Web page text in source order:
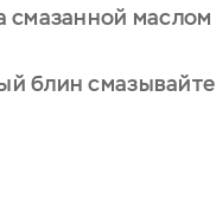
смазанной маслом
блин смазывайте